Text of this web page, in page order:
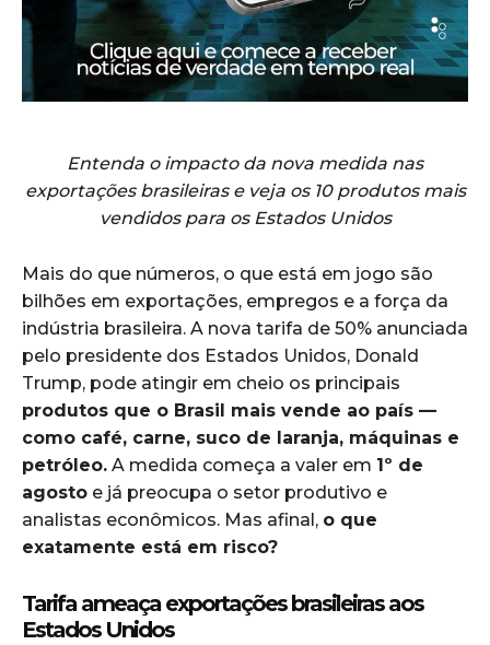
Entenda o impacto da nova medida nas
exportações brasileiras e veja os 10 produtos mais
vendidos para os Estados Unidos
Mais do que números, o que está em jogo são
bilhões em exportações, empregos e a força da
indústria brasileira. A nova tarifa de 50% anunciada
pelo presidente dos Estados Unidos, Donald
Trump, pode atingir em cheio os principais
produtos que o Brasil mais vende ao país —
como café, carne, suco de laranja, máquinas e
petróleo. A medida começa a valer em 1º de
agosto e já preocupa o setor produtivo e
analistas econômicos. Mas afinal, o que
exatamente está em risco?
Tarifa ameaça exportações brasileiras aos
Estados Unidos